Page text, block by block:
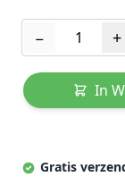
Aantal
− +
In
Gratis